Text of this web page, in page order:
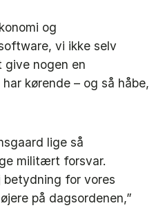
og
vi ikke selv
give nogen en
kørende – og så håbe,
lige så
militært forsvar.
for vores
på dagsordenen,”